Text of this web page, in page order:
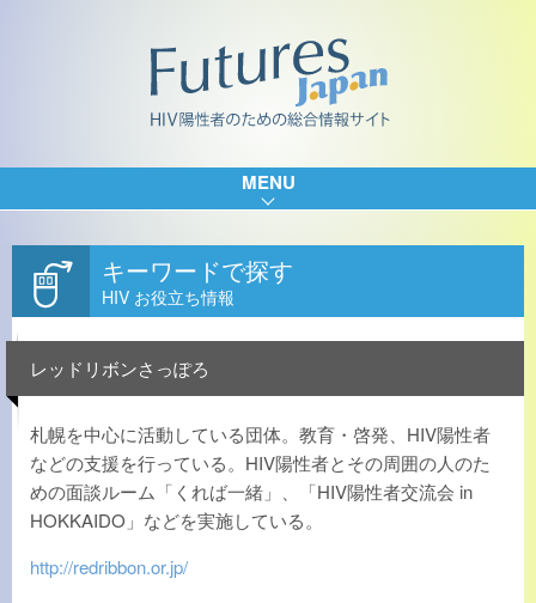
MENU
キーワードで探す
HIV お役立ち情報
レッドリボンさっぽろ
札幌を中心に活動している団体。教育・啓発、HIV陽性者
などの支援を行っている。HIV陽性者とその周囲の人のた
めの面談ルーム「くれば一緒」、「HIV陽性者交流会 in
HOKKAIDO」などを実施している。
http://redribbon.or.jp/